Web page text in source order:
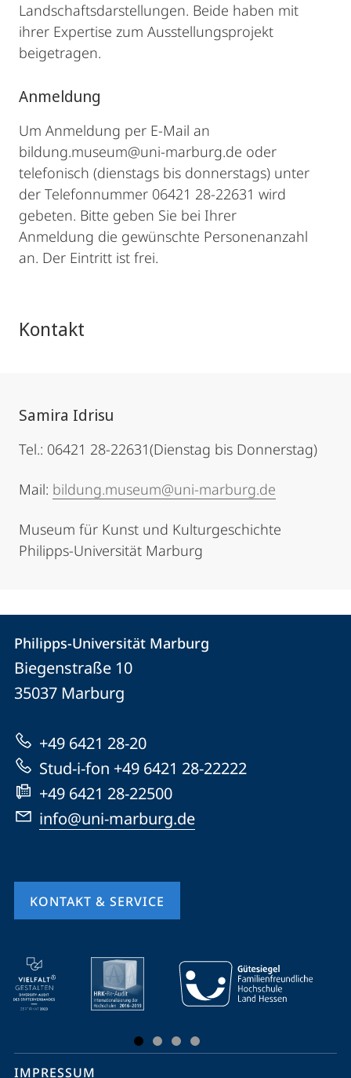
Landschaftsdarstellungen. Beide haben mit
ihrer Expertise zum Ausstellungsprojekt
beigetragen.
Anmeldung
Um Anmeldung per E-Mail an
bildung.museum@uni-marburg.de oder
telefonisch (dienstags bis donnerstags) unter
der Telefonnummer 06421 28-22631 wird
gebeten. Bitte geben Sie bei Ihrer
Anmeldung die gewünschte Personenanzahl
an. Der Eintritt ist frei.
Kontakt
Samira Idrisu
Tel.: 06421 28-22631(Dienstag bis Donnerstag)
Mail: bildung.museum@uni-marburg.de
Museum für Kunst und Kulturgeschichte
Philipps-Universität Marburg
Kontakt
und
Informationen
zur
Website
Kontaktinformationen
Philipps-
Universität
Philipps-Universität Marburg
Biegenstraße 10
35037 Marburg
+49 6421 28-20
Stud-i-fon +49 6421 28-22222
+49 6421 28-22500
info@uni-marburg.de
KONTAKT & SERVICE
Mobile-
Service-
Navigation
Social
IMPRESSUM